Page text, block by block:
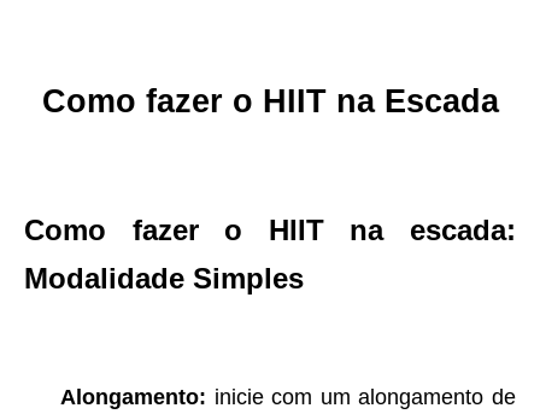
Como fazer o HIIT na Escada
Como fazer o HIIT na escada:
Modalidade Simples
Alongamento: inicie com um alongamento de